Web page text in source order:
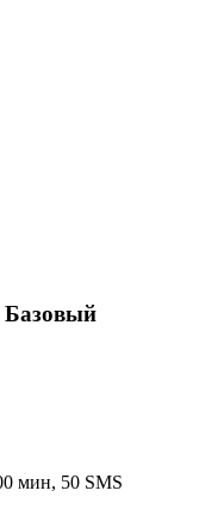
Базовый
мин, 50 SMS